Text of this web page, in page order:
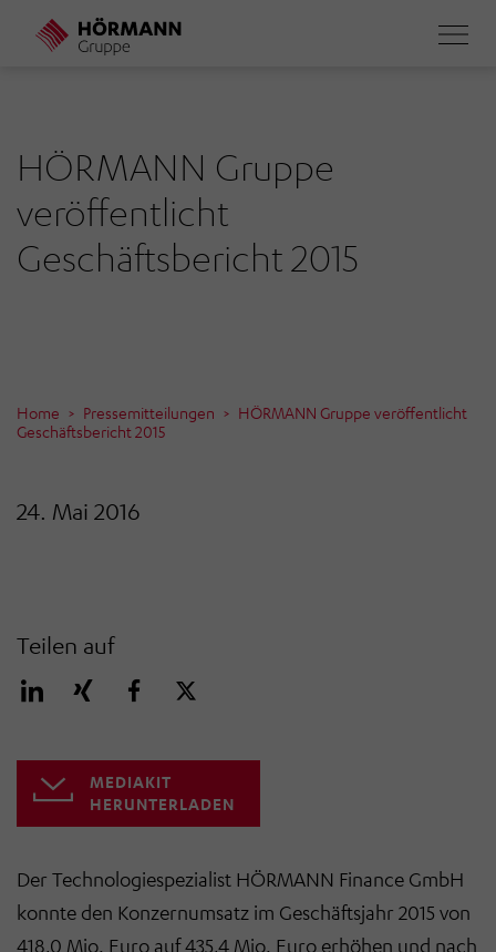
Direkt
HÖRMANN Gruppe
veröffentlicht
Geschäftsbericht 2015
Home Pressemitteilungen
HÖRMANN Gruppe veröffentlicht
Geschäftsbericht 2015
24. Mai 2016
Teilen auf
MEDIAKIT
HERUNTERLADEN
Der Technologiespezialist HÖRMANN Finance GmbH
konnte den Konzernumsatz im Geschäftsjahr 2015 von
418,0 Mio. Euro auf 435,4 Mio. Euro erhöhen und nach